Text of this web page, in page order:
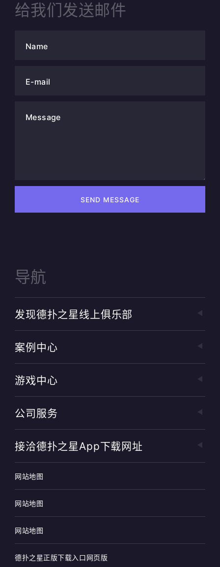
给我们发送邮件
Name
E-mail
Message
SEND MESSAGE
导航
发现德扑之星线上俱乐部
案例中心
游戏中心
公司服务
接洽德扑之星app下载网址
网站地图
网站地图
网站地图
德扑之星正版下载入口网页版